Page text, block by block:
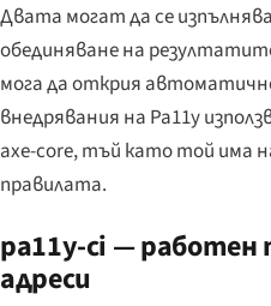
Двата могат да се
обединяване на
мога да открия
внедрявания на Pa11y
axe-core, тъй като той има
правилата.
pa11y-ci — работен
адреси